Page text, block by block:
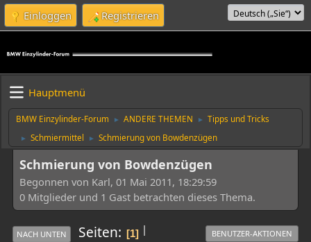
Einloggen Registrieren
Hauptmenü
BMW Einzylinder-Forum ► ANDERE THEMEN ► Tipps und Tricks
► Schmiermittel ► Schmierung von Bowdenzügen
Schmierung von Bowdenzügen
Begonnen von Karl, 01 Mai 2011, 18:29:59
0 Mitglieder und 1 Gast betrachten dieses Thema.
|
NACH UNTEN Seiten 1 BENUTZER-AKTIONEN